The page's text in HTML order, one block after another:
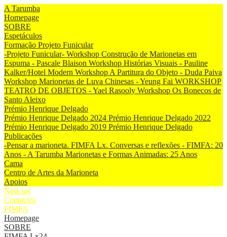
A Tarumba
Homepage
SOBRE
Espetáculos
Formação Projeto Funicular
-Projeto Funicular- Workshop Construção de Marionetas em
Espuma - Pascale Blaison Workshop Histórias Visuais - Pauline
Kalker/Hotel Modern Workshop A Partitura do Objeto - Duda Paiva
Workshop Marionetas de Luva Chinesas - Yeung Fai WORKSHOP
TEATRO DE OBJETOS - Yael Rasooly Workshop Os Bonecos de
Santo Aleixo
Prémio Henrique Delgado
Prémio Henrique Delgado 2024 Prémio Henrique Delgado 2022
Prémio Henrique Delgado 2019 Prémio Henrique Delgado
Publicações
-Pensar a marioneta. FIMFA Lx. Conversas e reflexões - FIMFA: 20
Anos - A Tarumba Marionetas e Formas Animadas: 25 Anos
Cama
Centro de Artes da Marioneta
Apoios
Notícias
Contactos
FIMFA
Homepage
SOBRE